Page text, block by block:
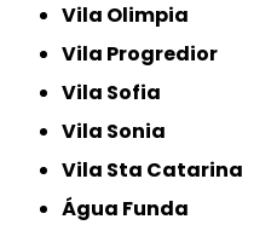
Vila Olimpia
Vila Progredior
Vila Sofia
Vila Sonia
Vila Sta Catarina
Água Funda